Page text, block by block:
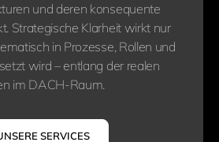
und deren konsequente
Strategische Klarheit wirkt nur
in Prozesse, Rollen und
wird – entlang der realen
im DACH-Raum.
SERVICES